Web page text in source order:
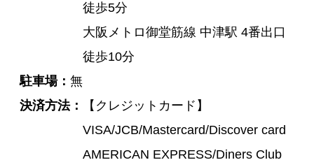
徒歩5分
大阪メトロ御堂筋線 中津駅 4番出口
徒歩10分
駐車場
無
決済方法
【クレジットカード】
VISA/JCB/Mastercard/Discover card
AMERICAN EXPRESS/Diners Club